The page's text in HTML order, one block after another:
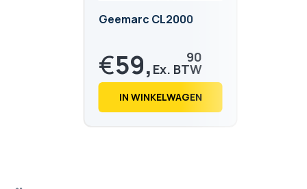
Geemarc CL2000
€59, 90
€ 72,IN WINKELWAGEN